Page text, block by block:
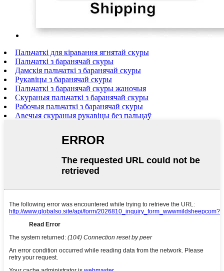
Пальчаткі для кіравання ягнятай скуры
Пальчаткі з баранячай скуры
Дамскія пальчаткі з баранячай скуры
Рукавіцы з баранячай скуры
Пальчаткі з баранячай скуры жаночыя
Скураныя пальчаткі з баранячай скуры
Рабочыя пальчаткі з баранячай скуры
Авечыя скураныя рукавіцы без пальцаў